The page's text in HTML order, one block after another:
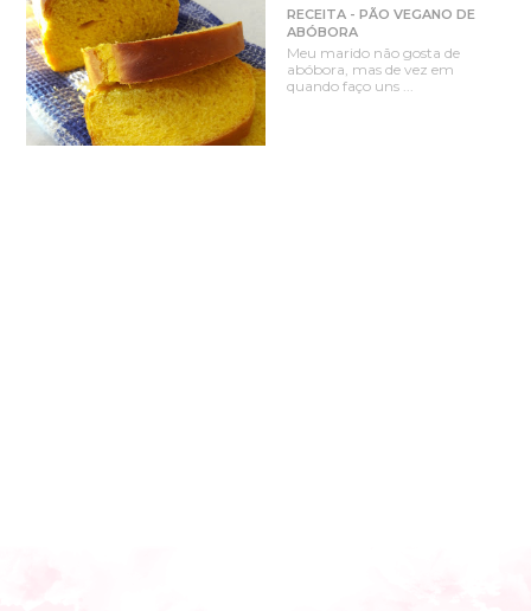
RECEITA - PÃO VEGANO DE
ABÓBORA
Meu marido não gosta de
abóbora, mas de vez em
quando faço uns ...